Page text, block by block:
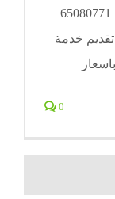
شركة تاجير كراسى حفلات الكويت | 65080771|
خدمة
0